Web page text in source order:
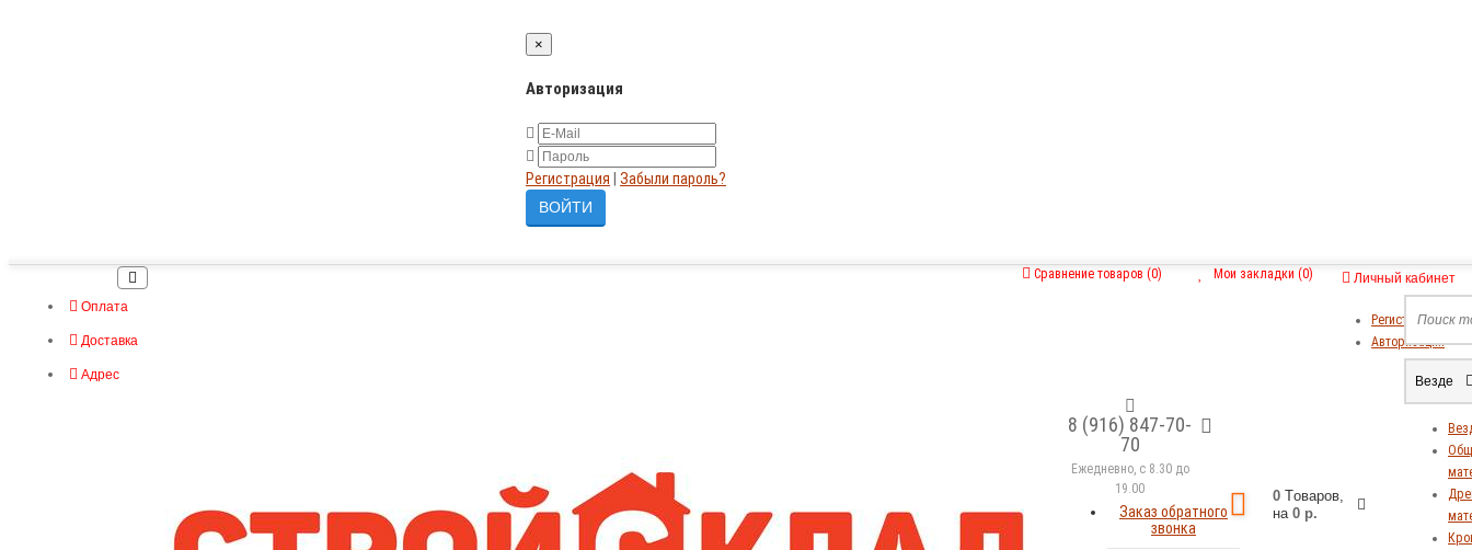
×
Авторизация
Регистрация Забыли пароль?
Оплата
Доставка
Адрес
Личный кабинет
Регистрация
Авторизация
Мои закладки (0)
Сравнение товаров (0)
8 (916) 847-70-
70
Ежедневно, с 8.30 до
19.00
Заказ обратного
звонка
0 Tоваров,
на 0 р.
Везде